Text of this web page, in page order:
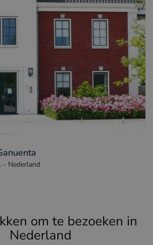
- Nederland
om te bezoeken in
Nederland